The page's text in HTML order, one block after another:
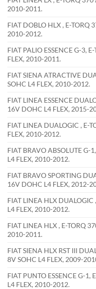
2010-2011.
FIAT DOBLO HLX , E-TORQ
2010-2012.
FIAT PALIO ESSENCE G-3,
FLEX, 2010-2011.
FIAT SIENA ATRACTIVE
SOHC L4 FLEX, 2010-2012.
FIAT LINEA ESSENCE
16V DOHC L4 FLEX, 2015-
FIAT LINEA DUALOGIC , E-
FLEX, 2010-2012.
FIAT BRAVO ABSOLUTE G-
L4 FLEX, 2010-2012.
FIAT BRAVO SPORTING
16V DOHC L4 FLEX, 2012-
FIAT LINEA HLX
L4 FLEX, 2010-2012.
FIAT LINEA HLX , E-TORQ
2010-2011.
FIAT SIENA HLX RST III
8V SOHC L4 FLEX, 2009-
FIAT PUNTO ESSENCE G-
L4 FLEX, 2010-2012.